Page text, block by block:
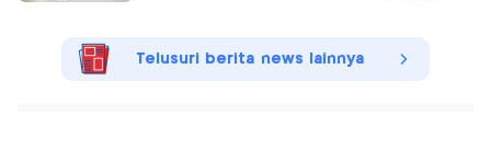
Telusuri berita news lainnya